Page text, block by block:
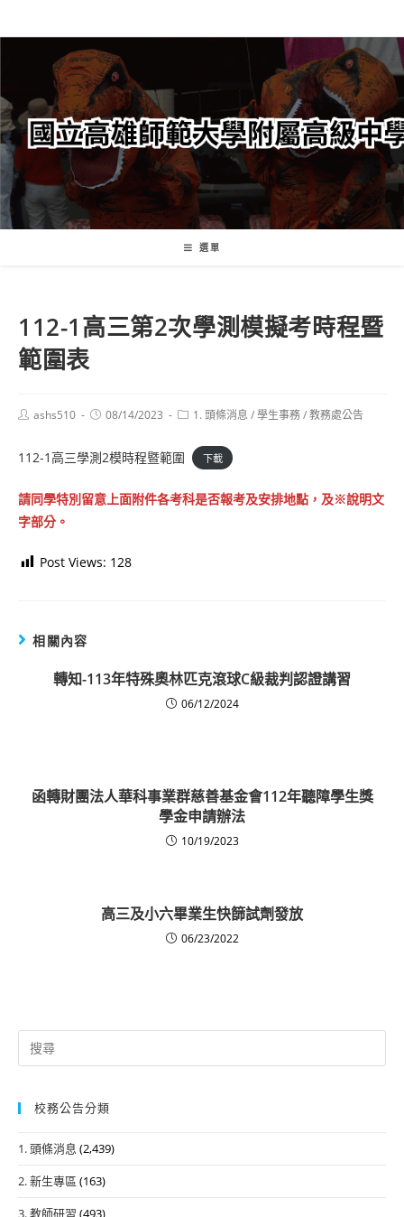
轉
要
內
容
選單
112-1高三第2次學測模擬考時程暨
範圍表
Postashs510
Post08/14/2023
Post1. 頭條消息 /學生事務/教務處公告
112-1高三學測2模時程暨範圍 下載
請同學特別留意上面附件各考科是否報考及安排地點，及※說明文
字部分。
Post Views: 128
相關內容
轉知-113年特殊奧林匹克滾球C級裁判認證講習
06/12/2024
函轉財團法人華科事業群慈善基金會112年聽障學生獎
學金申請辦法
10/19/2023
高三及小六畢業生快篩試劑發放
06/23/2022
Search
for:
校務公告分類
1. 頭條消息 (2,439)
2. 新生專區 (163)
3. 教師研習 (493)